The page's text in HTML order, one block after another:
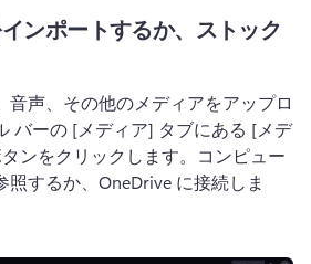
ンポートするか、ストック
音声、その他のメディアをアップロ
バーの [メディア] タブにある [メデ
ンをクリックします。 コンピュー
照するか、OneDrive に接続しま